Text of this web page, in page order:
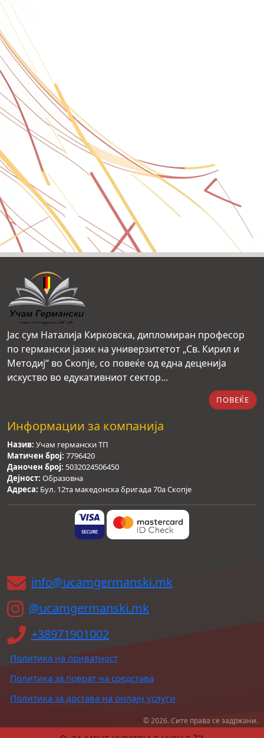
Јас сум Наталија Кирковска, дипломиран професор
по германски јазик на универзитетот „Св. Кирил и
Методиј“ во Скопје, со повеќе од една деценија
искуство во едукативниот сектор...
ПОВЕЌЕ
Информации за компанија
Назив: Учам германски ТП
Матичен број: 7796420
Даночен број: 5032024506450
Дејност: Образовна
Адреса: Бул. 12та македонска бригада 70а Скопје
info@ucamgermanski.mk
@ucamgermanski.mk
+38971901002
Политика на приватност
Политика за поврат на средстава
Политика за достава на онлајн услуги
© 2026. Сите права се задржани.